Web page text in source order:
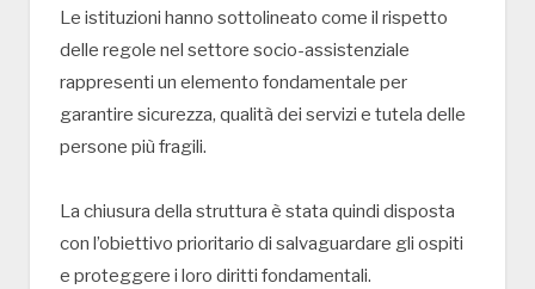
Le istituzioni hanno sottolineato come il rispetto
delle regole nel settore socio-assistenziale
rappresenti un elemento fondamentale per
garantire sicurezza, qualità dei servizi e tutela delle
persone più fragili.
La chiusura della struttura è stata quindi disposta
con l’obiettivo prioritario di salvaguardare gli ospiti
e proteggere i loro diritti fondamentali.